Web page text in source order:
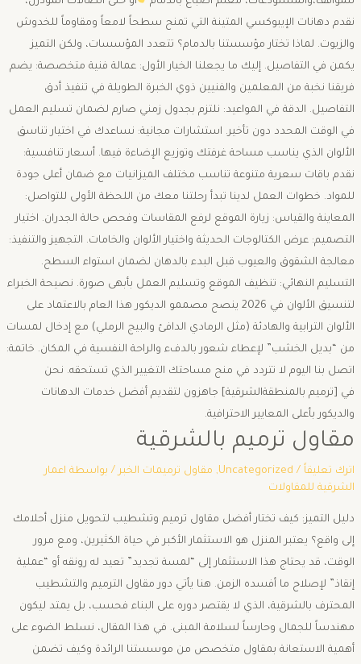
نقدم دهانات الإيبوكسي المتينة التي تمنح سطحاً لامعاً ومقاوماً للخدوش
والزيوت. ​لماذا تختار مؤسستنا بالدمام؟ ​تتعدد المؤسسات، ولكن التميز
يكمن في التفاصيل. إليك ما يجعلنا الخيار الأول: ​عمالة فنية متخصصة: يضم
فريقنا نخبة من المعلمين والفنيين ذوي الخبرة الطويلة في تنفيذ أدق
التفاصيل. ​الدقة في المواعيد: نلتزم بجدول زمني صارم لضمان تسليم العمل
في الوقت المحدد دون تأخير. ​استشارات مجانية: نساعدك في اختيار تناسق
الألوان الذي يناسب مساحة غرفتك وتوزيع الإضاءة فيها. أسعار تنافسية:
نقدم باقات سعرية متنوعة تناسب مختلف الميزانيات مع ضمان أعلى جودة
للمواد. ​خطوات العمل لدينا ​تبدأ رحلتنا معك من اللحظة الأولى للتواصل: ​
المعاينة والقياس: زيارة الموقع لرفع المقاسات وفحص حالة الجدران. ​اختيار
التصميم: عرض الكتالوجات الحديثة واختيار الألوان والخامات. ​التجهيز والتنفيذ:
معالجة الشقوق والعيوب قبل البدء بالدهان لضمان استواء السطح. ​
التسليم النهائي: تنظيف الموقع وتسليم العمل بأبهى صورة. ​نصيحة الخبراء
لتنسيق الألوان في 2026 ​ينصح مصممو الديكور هذا العام بالاعتماد على
الألوان الترابية والهادئة (مثل الرمادي الدافئ والبيج الرملي) مع إدخال لمسات
من “بديل الخشب” لإعطاء شعور بالدفء والراحة النفسية في المكان. ​خاتمة:
اتصل بنا اليوم ​لا تتردد في منح مساحتك التغيير الذي تستحقه. نحن
في [ترميم بالمنطقةالشرقية] جاهزون لتقديم أفضل خدمات الدهانات
والديكور بأعلى المعايير الاحترافية.
مقاول ترميم بالشرقية
اترك تعليقاً /
Uncategorized
, مقاول ترميمات الخبر / بواسطة اعمار
الشرقية للمقاولات
دليل التميز: كيف تختار أفضل مقاول ترميم وتشطيب لتحويل منزل أحلامك
إلى واقع؟ ​يعتبر المنزل هو الاستثمار الأكبر في حياة الكثيرين، ومع مرور
الوقت، قد يحتاج هذا الاستثمار إلى “لمسة تجديد” تعيد له رونقه أو “عملية
إنقاذ” لإصلاح ما أفسده الزمن. هنا يأتي دور مقاول الترميم والتشطيب
المحترف بالشرقية، الذي لا يقتصر دوره على البناء فحسب، بل يمتد ليكون
مهندساً للجمال وحارساً لسلامة المبنى. ​في هذا المقال، نسلط الضوء على
أهمية الاستعانة بمقاول متخصص من موسستنا الرائدة وكيف تضمن